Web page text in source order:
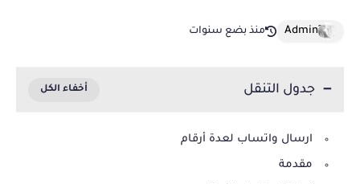
منذ بضع سنوات
جدول التنقل
ارسال واتساب لعدة أرقام
مقدمة